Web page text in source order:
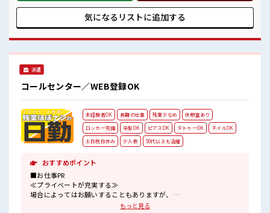
カラーOKで自由な雰囲気の職場≫ 明るすぎたり奇抜でなけれ
ば基本的に自由！ (規定有)≪未経験でも活躍できる≫ 新しい
ことにチャレンジするのは不安だけど、 しっかり働く環境が
きましょう！ ≪自分に合った期間で働ける≫ 福利厚生が整っ
た派遣のお仕事です！ ■職場の雰囲気 少人数の職場でこじん
気になるリストに追加する
派遣
コールセンター／WEB登録OK
未経験者OK 長期の仕事 残業少なめ
休憩室あり
ロッカー完備
染髪OK ピアスOK タトゥーOK
ネイルOK
土日祝日休み
少人数 50代以上も活躍
おすすめポイント
■お仕事PR
≪プライベートが充実する≫
場合によってはお願いすることもありますが、
もっと見る